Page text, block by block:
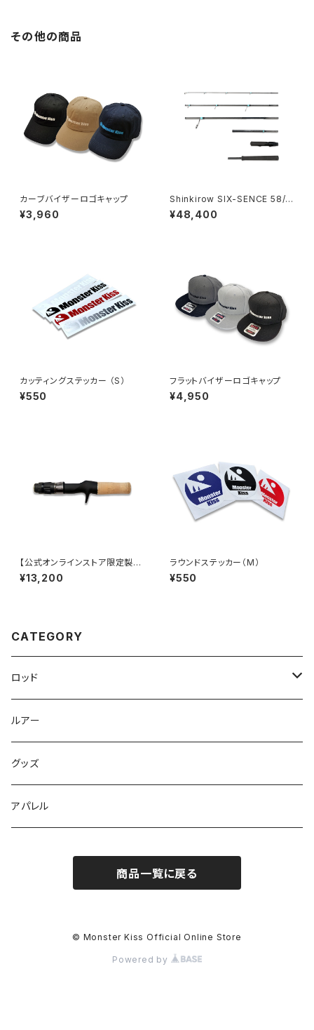
その他の商品
カーブバイザーロゴキャップ
¥3,960
Shinkirow SIX-SENCE 58/6
3MS
¥48,400
カッティングステッカー （S）
¥550
フラットバイザーロゴキャップ
¥4,950
【公式オンラインストア限定製
品】MX-FG21/TC18 (Dear M
onster)
¥13,200
ラウンドステッカー（M）
¥550
CATEGORY
ロッド
Dear Monster
Dear Monster GIGAS
Dear Monster Option Parts
ルアー
グッズ
アパレル
商品一覧に戻る
© Monster Kiss Official Online Store
Powered by